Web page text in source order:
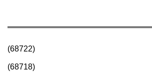
(68722)
(68718)